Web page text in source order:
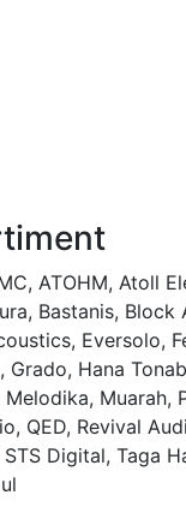
, ATOHM, Atoll
, Bastanis, Block
, Eversolo,
, Grado, Hana
Melodika, Muarah,
, QED, Revival
STS Digital, Taga